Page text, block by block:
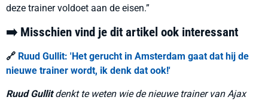
deze trainer voldoet aan de eisen.”
➡️ Misschien vind je dit artikel ook interessant
🔗 Ruud Gullit: 'Het gerucht in Amsterdam gaat dat hij de
nieuwe trainer wordt, ik denk dat ook!'
Ruud Gullitdenkt te weten wie de nieuwe trainer van Ajax